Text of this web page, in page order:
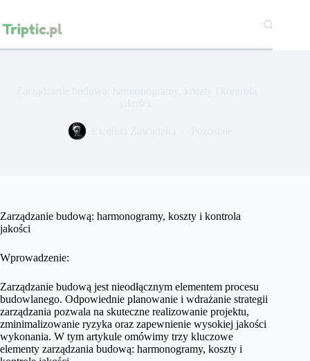
treści
Zarządzanie budową: harmonogramy, koszty i kontrola
jakości
Wprowadzenie:
Zarządzanie budową jest nieodłącznym elementem procesu
budowlanego. Odpowiednie planowanie i wdrażanie strategii
zarządzania pozwala na skuteczne realizowanie projektu,
zminimalizowanie ryzyka oraz zapewnienie wysokiej jakości
wykonania. W tym artykule omówimy trzy kluczowe
elementy zarządzania budową: harmonogramy, koszty i